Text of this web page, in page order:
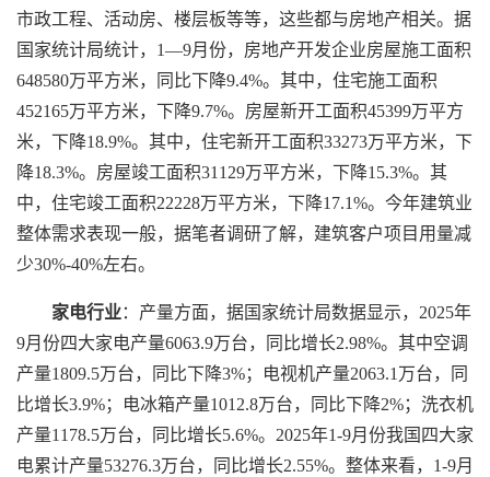
市政工程、活动房、楼层板等等，这些都与房地产相关。据
国家统计局统计，1—9月份，房地产开发企业房屋施工面积
648580万平方米，同比下降9.4%。其中，住宅施工面积
452165万平方米，下降9.7%。房屋新开工面积45399万平方
米，下降18.9%。其中，住宅新开工面积33273万平方米，下
降18.3%。房屋竣工面积31129万平方米，下降15.3%。其
中，住宅竣工面积22228万平方米，下降17.1%。今年建筑业
整体需求表现一般，据笔者调研了解，建筑客户项目用量减
少30%-40%左右。
家电行业：产量方面，据国家统计局数据显示，2025年
9月份四大家电产量6063.9万台，同比增长2.98%。其中空调
产量1809.5万台，同比下降3%；电视机产量2063.1万台，同
比增长3.9%；电冰箱产量1012.8万台，同比下降2%；洗衣机
产量1178.5万台，同比增长5.6%。2025年1-9月份我国四大家
电累计产量53276.3万台，同比增长2.55%。整体来看，1-9月